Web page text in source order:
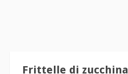
Frittelle di zucchina